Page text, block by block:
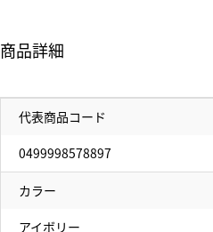
商品詳細
代表商品コード
0499998578897
カラー
アイボリー